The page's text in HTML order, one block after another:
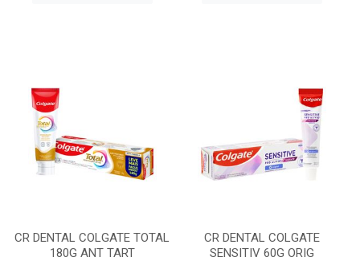
CR DENTAL COLGATE TOTAL
180G ANT TART
CR DENTAL COLGATE
SENSITIV 60G ORIG